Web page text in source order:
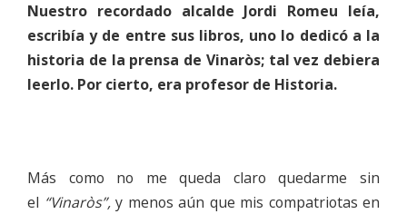
Nuestro recordado alcalde Jordi Romeu leía,
escribía y de entre sus libros, uno lo dedicó a la
historia de la prensa de Vinaròs; tal vez debiera
leerlo. Por cierto, era profesor de Historia.
Más como no me queda claro quedarme sin
el “Vinaròs”,y menos aún que mis compatriotas en